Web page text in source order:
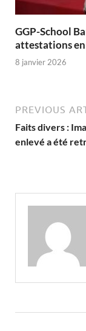
GGP-School
attestations
8 janvier 2026
PREVIOUS
Faits divers :
enlevé a été